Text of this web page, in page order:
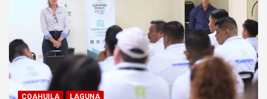
COAHUILA LAGUNA